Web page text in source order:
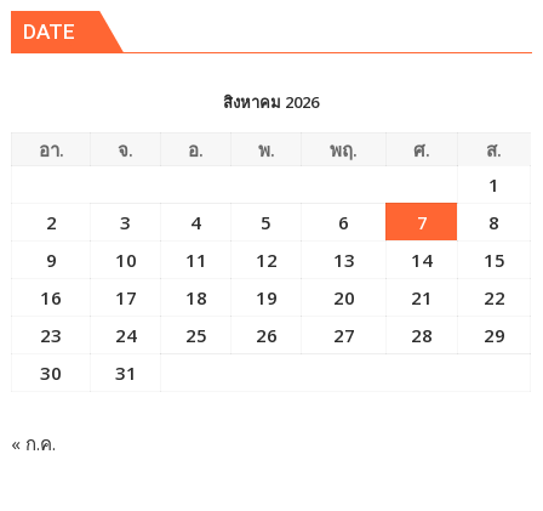
DATE
สิงหาคม 2026
อา. จ. อ. พ. พฤ. ศ.
ส.
1
2
3 4 5 6 7
8
9
10 11 12 13 14
15
16
17 18 19 20 21
22
23
24 25 26 27 28
29
30
31
« ก.ค.